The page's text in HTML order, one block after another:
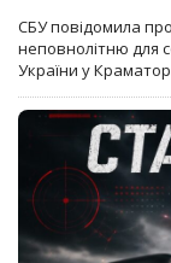
СБУ повідомила
неповнолітню для
України у